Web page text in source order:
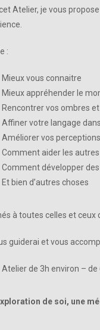
Atelier, je vous
:
Mieux vous connaitre
Mieux appréhender le
Rencontrer vos ombres
Affiner votre langage
Améliorer vos perceptions
Comment aider les
Comment développer
Et bien d’autres choses
à toutes celles et
guiderai et vous
Atelier de 3h environ – de
de soi, une